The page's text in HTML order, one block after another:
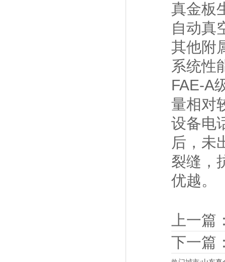
真金板
自动真
其他附
系统性
FAE-A
量相对
设备电
后，未
裂缝，
优越。
上一篇
下一篇